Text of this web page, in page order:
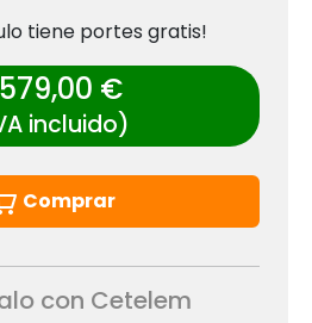
tiene portes gratis!
€
incluido)
Comprar
con Cetelem